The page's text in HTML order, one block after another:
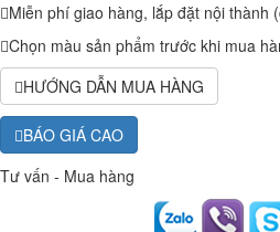
Miễn phí giao hàng, lắp đặt nội thành
Chọn màu sản phẩm trước khi mua
HƯỚNG DẪN MUA HÀNG
BÁO GIÁ CAO
Tư vấn - Mua hàng